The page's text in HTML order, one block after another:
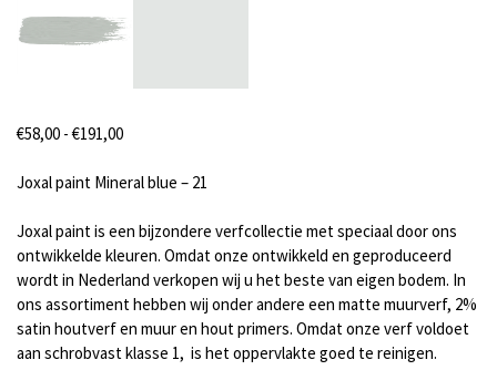
€58,00 - €191,00Prijsklasse:
tot
Joxal paint Mineral blue – 21
Joxal paint is een bijzondere verfcollectie met speciaal door ons
ontwikkelde kleuren. Omdat onze ontwikkeld en geproduceerd
wordt in Nederland verkopen wij u het beste van eigen bodem. In
ons assortiment hebben wij onder andere een matte muurverf, 2%
satin houtverf en muur en hout primers. Omdat onze verf voldoet
aan schrobvast klasse 1, is het oppervlakte goed te reinigen.